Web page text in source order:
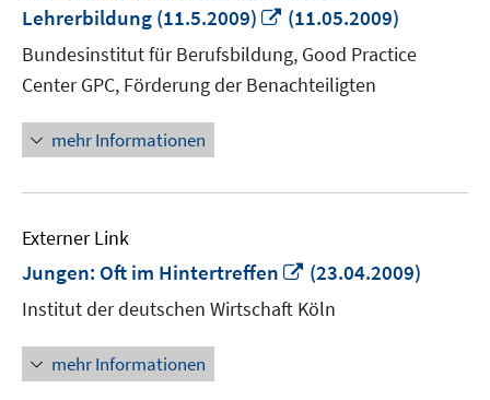
Lehrerbildung (11.5.2009)
In
neuem
Fenster
öffnen
(11.05.2009)
Bundesinstitut für Berufsbildung, Good Practice
Center GPC, Förderung der Benachteiligten
mehr Informationen
Externer Link
Jungen: Oft im Hintertreffen
In
neuem
Fenster
(23.04.2009)
Institut der deutschen Wirtschaft Köln
mehr Informationen